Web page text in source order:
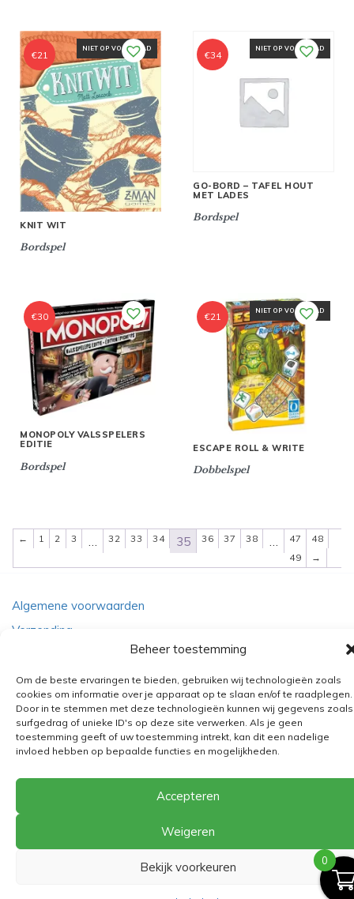
Beheer toestemming
Om de beste ervaringen te bieden, gebruiken wij technologieën zoals
cookies om informatie over je apparaat op te slaan en/of te raadplegen.
Door in te stemmen met deze technologieën kunnen wij gegevens zoals
surfgedrag of unieke ID's op deze site verwerken. Als je geen
toestemming geeft of uw toestemming intrekt, kan dit een nadelige
invloed hebben op bepaalde functies en mogelijkheden.
Accepteren
Weigeren
Bekijk voorkeuren
NIET OP VOORRAAD
KNIT WIT
Bordspel
€21
NIET OP VOORRAAD
GO-BORD – TAFEL HOUT
MET LADES
Bordspel
€34
MONOPOLY VALSSPELERS
EDITIE
Bordspel
€30
NIET OP VOORRAAD
ESCAPE ROLL & WRITE
Dobbelspel
€21
← 1 2 3 32 33 34 35 36 37 38 47
48
49
→
Algemene voorwaarden
Verzending
BE 0682.845.059
© 2026The Playground
0